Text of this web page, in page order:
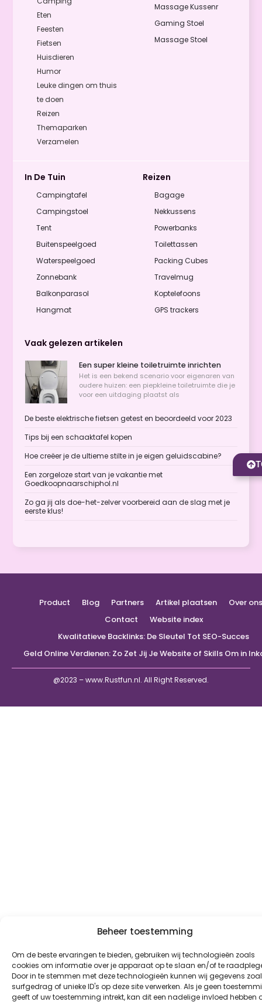
Beheer toestemming
Om de beste ervaringen te bieden, gebruiken wij technologieën zoals
cookies om informatie over je apparaat op te slaan en/of te
Door in te stemmen met deze technologieën kunnen wij gegevens
surfgedrag of unieke ID's op deze site verwerken. Als je geen
geeft of uw toestemming intrekt, kan dit een nadelige invloed hebben
Eten
Feesten
Fietsen
Huisdieren
Humor
Leuke dingen om thuis
te doen
Reizen
Themaparken
Verzamelen
Massage Kussenr
Gaming Stoel
Massage Stoel
In De Tuin
Campingtafel
Campingstoel
Tent
Buitenspeelgoed
Waterspeelgoed
Zonnebank
Balkonparasol
Hangmat
Reizen
Bagage
Nekkussens
Powerbanks
Toilettassen
Packing Cubes
Travelmug
Koptelefoons
GPS trackers
Vaak gelezen artikelen
Een super kleine toiletruimte inrichten
Het is een bekend scenario voor eigenaren van
oudere huizen: een piepkleine toiletruimte die je
voor een uitdaging plaatst als
De beste elektrische fietsen getest en beoordeeld voor 2023
Tips bij een schaaktafel kopen
Hoe creëer je de ultieme stilte in je eigen geluidscabine?
Een zorgeloze start van je vakantie met
Goedkoopnaarschiphol.nl
Zo ga jij als doe-het-zelver voorbereid aan de slag met je
eerste klus!
@2023 – www.Rustfun.nl. All Right Reserved.
Product Blog Partners Artikel plaatsen
Over ons
Contact
Website index
Kwalitatieve Backlinks: De Sleutel Tot SEO-Succes
Geld Online Verdienen: Zo Zet Jij Je Website of Skills Om in